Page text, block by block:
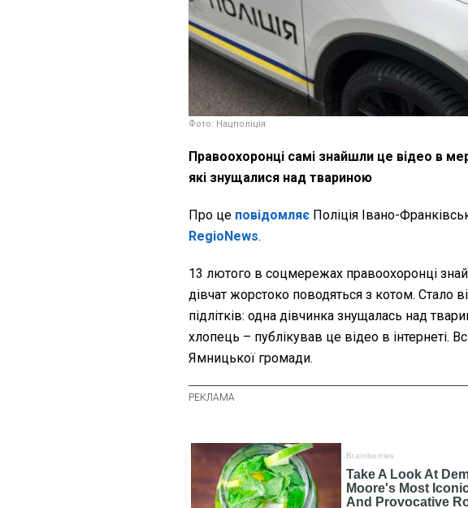
Фото: Нацполіція
Правоохоронці самі знайшли це відео в
які знущалися над твариною
Про це повідомляє Поліція Івано-
RegioNews.
13 лютого в соцмережах правоохоронці
дівчат жорстоко поводяться з котом. Стало
підлітків: одна дівчинка знущалась над
хлопець – публікував це відео в інтернеті.
Ямницької громади.